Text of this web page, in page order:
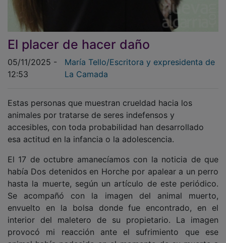
El placer de hacer daño
12:53
La Camada
animales por tratarse de seres indefensos y
accesibles, con toda probabilidad han desarrollado
esa actitud en la infancia o la adolescencia.
había Dos detenidos en Horche por apalear a un perro
hasta la muerte, según un artículo de este periódico.
Se acompañó con la imagen del animal muerto,
envuelto en la bolsa donde fue encontrado, en el
interior del maletero de su propietario. La imagen
provocó mi reacción ante el sufrimiento que ese
animal había padecido en el momento de su muerte a